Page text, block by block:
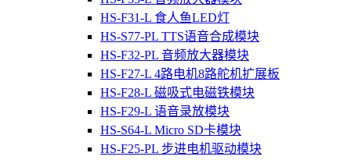
HS-F31-L 食人鱼LED灯
HS-S77-PL TTS语音合成模块
HS-F32-PL 音频放大器模块
HS-F27-L 4路电机8路舵机扩展板
HS-F28-L 磁吸式电磁铁模块
HS-F29-L 语音录放模块
HS-S64-L Micro SD卡模块
HS-F25-PL 步进电机驱动模块